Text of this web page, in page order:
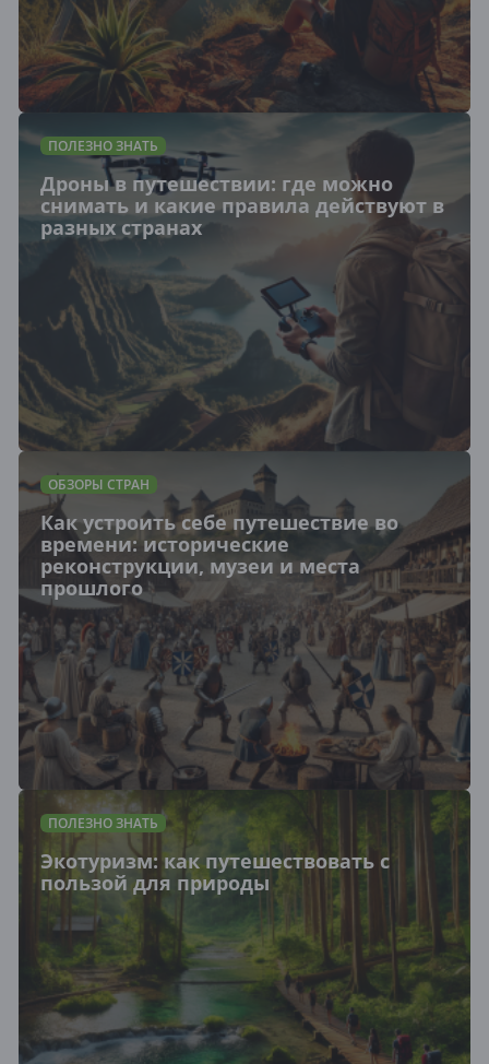
ПОЛЕЗНО ЗНАТЬ
Дроны в путешествии: где можно
снимать и какие правила действуют в
разных странах
ОБЗОРЫ СТРАН
Как устроить себе путешествие во
времени: исторические
реконструкции, музеи и места
прошлого
ПОЛЕЗНО ЗНАТЬ
Экотуризм: как путешествовать с
пользой для природы